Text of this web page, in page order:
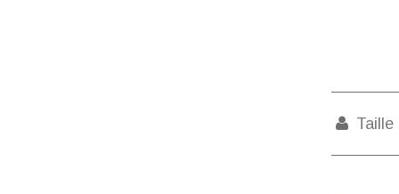
Taille